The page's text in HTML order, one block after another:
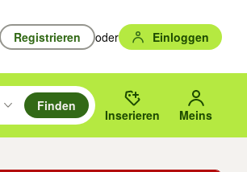
Registrieren oder Einloggen
durchsuchen und mit Eingabetaste
um zu suchen, oder Vorschläge mit den
des gewählten Orts oder PLZ.
Finden
Inserieren Meins